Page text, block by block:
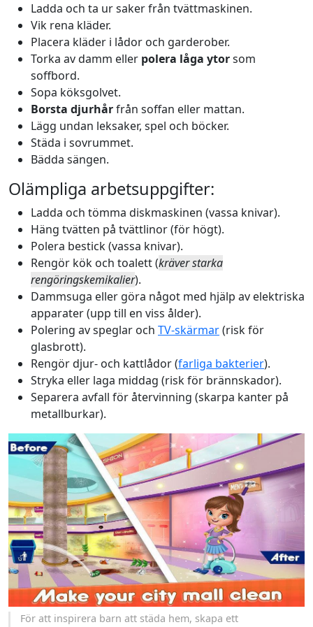
Ladda och ta ur saker från tvättmaskinen.
Vik rena kläder.
Placera kläder i lådor och garderober.
Torka av damm eller polera låga ytorsom
soffbord.
Sopa köksgolvet.
Borsta djurhårfrån soffan eller mattan.
Lägg undan leksaker, spel och böcker.
Städa i sovrummet.
Bädda sängen.
Olämpliga arbetsuppgifter:
Ladda och tömma diskmaskinen (vassa knivar).
Häng tvätten på tvättlinor (för högt).
Polera bestick (vassa knivar).
Rengör kök och toalett (kräver starka
rengöringskemikalier).
Dammsuga eller göra något med hjälp av elektriska
apparater (upp till en viss ålder).
Polering av speglar och TV-skärmar(risk för
glasbrott).
Rengör djur- och kattlådor (farliga bakterier).
Stryka eller laga middag (risk för brännskador).
Separera avfall för återvinning (skarpa kanter på
metallburkar).
För att inspirera barn att städa hem, skapa ett